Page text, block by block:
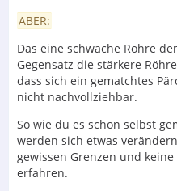
ABER:
Das eine schwache Röhre
Gegensatz die stärkere
dass sich ein gematchtes
nicht nachvollziehbar.
So wie du es schon selbst
werden sich etwas
gewissen Grenzen und
erfahren.